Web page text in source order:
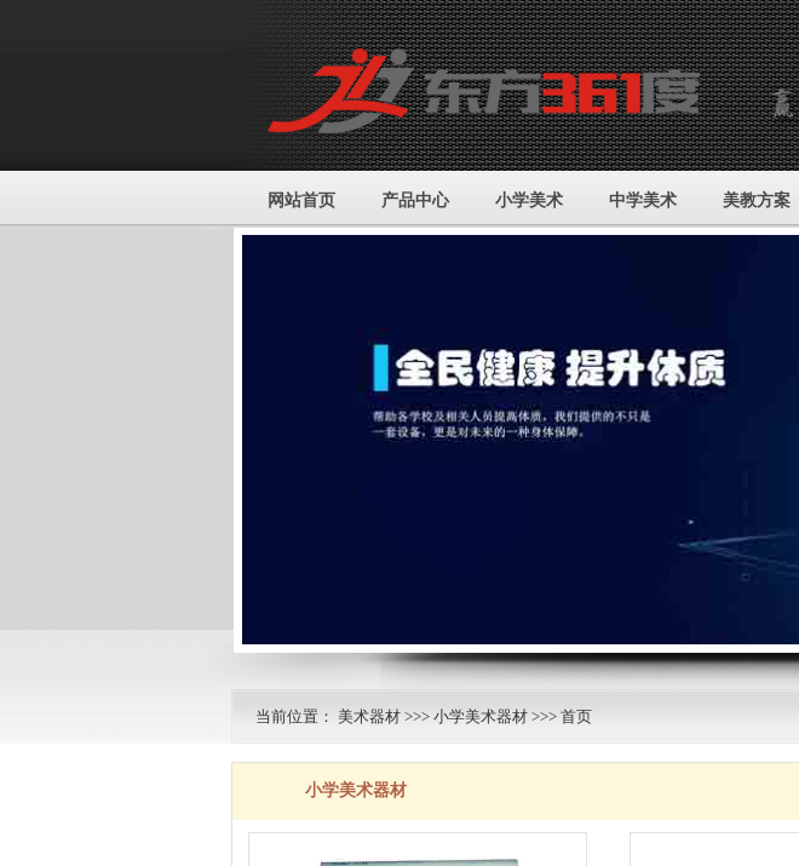
网站首页 产品中心 小学美术 中学美术 美教方案
当前位置： 美术器材 >>> 小学美术器材 >>> 首页
小学美术器材